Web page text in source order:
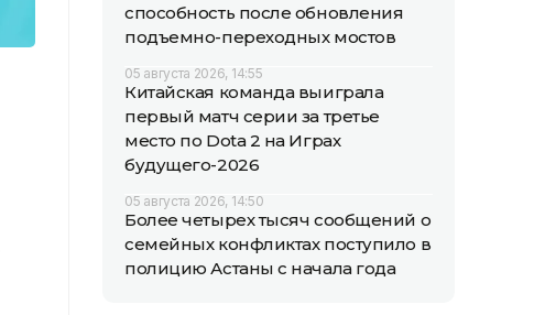
способность после обновления
подъемно-переходных мостов
05 августа 2026, 14:55
Китайская команда выиграла
первый матч серии за третье
место по Dota 2 на Играх
будущего-2026
05 августа 2026, 14:50
Более четырех тысяч сообщений о
семейных конфликтах поступило в
полицию Астаны с начала года